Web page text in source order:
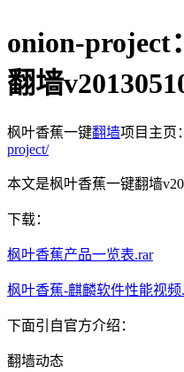
onion-project
翻墙
枫叶香蕉一键翻墙项目主页：
project/
本文是枫叶香蕉一键翻墙
下载：
枫叶香蕉产品一览表.rar
枫叶香蕉-麒麟软件性能视频
下面引自官方介绍：
翻墙动态